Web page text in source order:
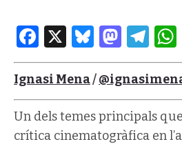
Facebook
X Bluesky
Ignasi Mena/
Un dels temes principals
crítica cinematogràfica en